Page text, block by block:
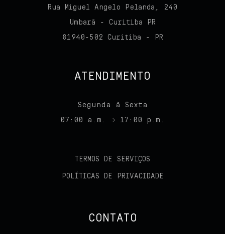
Rua Miguel Angelo Pelanda, 240
Umbará - Curitiba PR
81940-502 Curitiba - PR
ATENDIMENTO
Segunda à Sexta
07:00 a.m. → 17:00 p.m.
TERMOS DE SERVIÇOS
POLÍTICAS DE PRIVACIDADE
CONTATO